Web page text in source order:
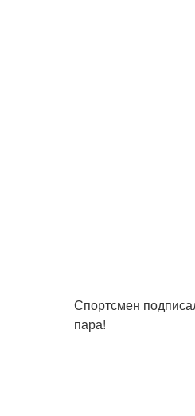
Спортсмен
пара!